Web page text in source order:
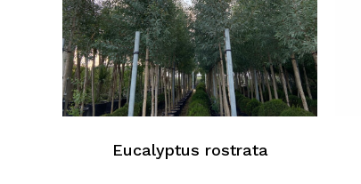
Eucalyptus rostrata